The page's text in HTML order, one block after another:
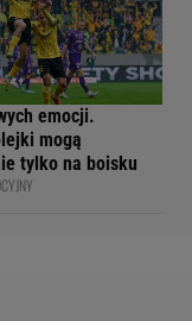
emocji.
mogą
tylko na boisku